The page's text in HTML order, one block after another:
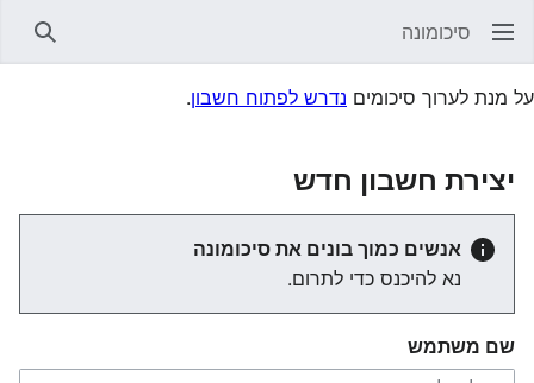
סיכומונה
על מנת לערוך סיכומים נדרש לפתוח חשבון.
יצירת חשבון חדש
אנשים כמוך בונים את סיכומונה
נא להיכנס כדי לתרום.
שם משתמש